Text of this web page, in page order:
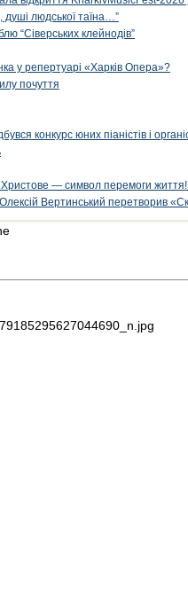
душі людської таїна…”
“Сіверських клейнодів”
у репертуарі «Харків Опера»?
почуття
конкурс юних піаністів і
Христове — символ перемоги
Вертинський перетворив